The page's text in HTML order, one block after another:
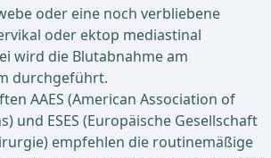
oder eine noch verbliebene
oder ektop mediastinal
wird die Blutabnahme am
durchgeführt.
AAES (American Association of
und ESES (Europäische Gesellschaft
empfehlen die routinemäßige